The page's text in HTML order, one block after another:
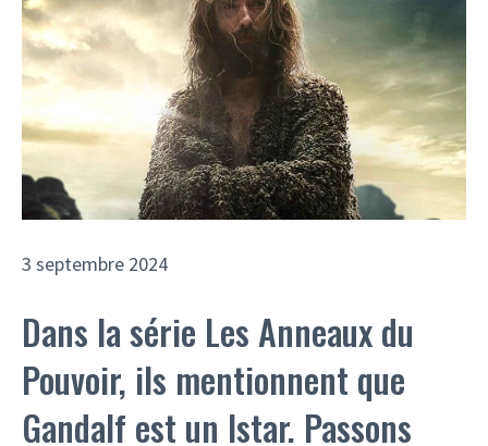
3 septembre 2024
Dans la série Les Anneaux du
Pouvoir, ils mentionnent que
Gandalf est un Istar. Passons